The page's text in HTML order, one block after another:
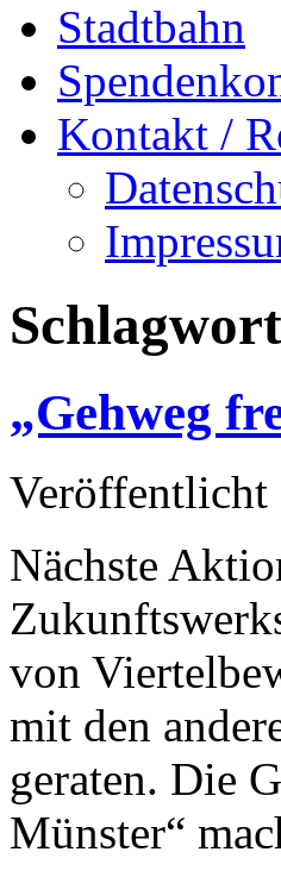
Stadtbahn
Kontakt /
„Gehweg
Veröffentlicht
Nächste
von
mit den
geraten. Die
Münster“